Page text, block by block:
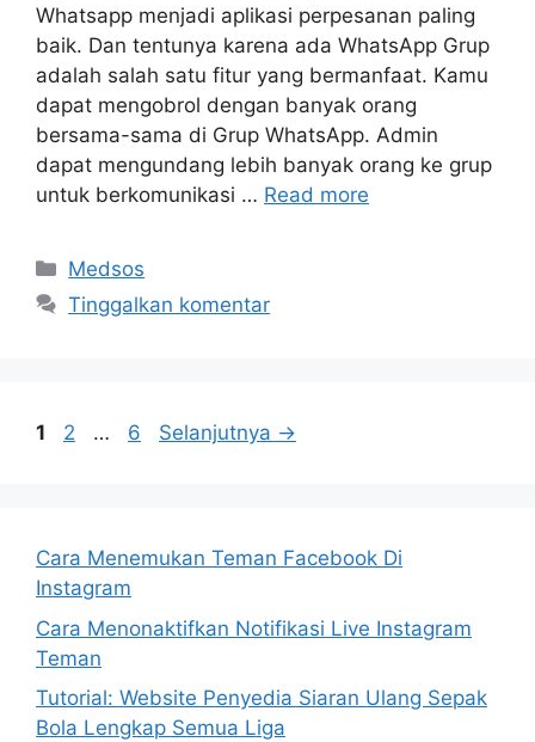
Whatsapp menjadi aplikasi perpesanan paling
baik. Dan tentunya karena ada WhatsApp Grup
adalah salah satu fitur yang bermanfaat. Kamu
dapat mengobrol dengan banyak orang
bersama-sama di Grup WhatsApp. Admin
dapat mengundang lebih banyak orang ke grup
untuk berkomunikasi … Read more
Kategori
Medsos
Tinggalkan komentar
Halaman
1 Halaman
2 … Halaman
6 Selanjutnya →
Cara Menemukan Teman Facebook Di
Instagram
Cara Menonaktifkan Notifikasi Live Instagram
Teman
Tutorial: Website Penyedia Siaran Ulang Sepak
Bola Lengkap Semua Liga